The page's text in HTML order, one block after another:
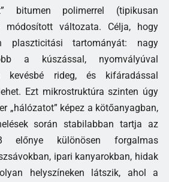
polimerrel (tipikusan
módosított változata. Célja, hogy
plaszticitási tartományát: nagy
a kúszással, nyomvályúval
kevésbé rideg, és kifáradással
Ezt mikrostruktúra szinten úgy
„hálózatot” képez a kötőanyagban,
során stabilabban tartja az
előnye különösen forgalmas
ipari kanyarokban, hidak
helyszíneken látszik, ahol a